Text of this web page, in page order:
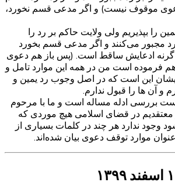
موقوف نیست) و اگر مدعی قسم نخورد،
را بپذیریم ولی ولایت حاکم بر رد را
رد مجبور می‌کنند و اگر مدعی قسم بخورد
گرنه ادعایش ساقط است. (پس باز هم دعوی
فرموده‌ است من در همه این موارد تامل و
این است که در اصل وجوب رد یمین و
و آن ها را قبول ندارم.
بررسی ادله مساله است و ما با مرحوم
در قضای اسلامی هیچ موردی که
وجود ندارد هر چند در کلمات بسیاری از
موارد توقف دعوی بیان شده‌اند.